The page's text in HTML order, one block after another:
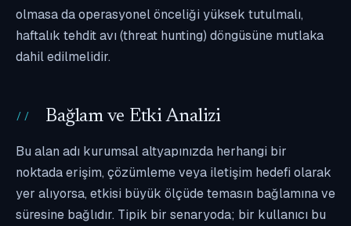
olmasa da operasyonel önceliği yüksek tutulmalı,
haftalık tehdit avı (threat hunting) döngüsüne mutlaka
dahil edilmelidir.
Bağlam ve Etki Analizi
Bu alan adı kurumsal altyapınızda herhangi bir
noktada erişim, çözümleme veya iletişim hedefi olarak
yer alıyorsa, etkisi büyük ölçüde temasın bağlamına ve
süresine bağlıdır. Tipik bir senaryoda; bir kullanıcı bu